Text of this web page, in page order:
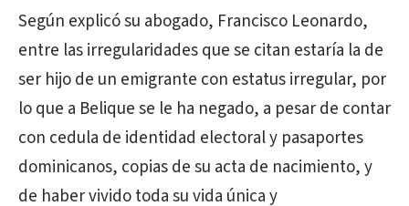
Según explicó su abogado, Francisco Leonardo,
entre las irregularidades que se citan estaría la de
ser hijo de un emigrante con estatus irregular, por
lo que a Belique se le ha negado, a pesar de contar
con cedula de identidad electoral y pasaportes
dominicanos, copias de su acta de nacimiento, y
de haber vivido toda su vida única y